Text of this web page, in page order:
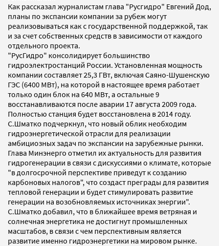
Как рассказал журналистам глава "Русгидро" Евгений Дод,
планы по экспансии компании за рубеж могут
реализовываться как с государственной поддержкой, так
и за счет собственных средств в зависимости от каждого
отдельного проекта.
"РусГидро" консолидирует большинство
гидроэлектростанций России. Установленная мощность
компании составляет 25,3 ГВт, включая Саяно-Шушенскую
ГЭС (6400 МВт), на которой в настоящее время работает
только один блок на 640 МВт, а остальные 9
восстанавливаются после аварии 17 августа 2009 года.
Полностью станция будет восстановлена в 2014 году.
С.Шматко подчеркнул, что новый облик необходим
гидроэнергетической отрасли для реализации
амбициозных задач по экспансии на зарубежные рынки.
Глава Минэнерго отметил их актуальность для развития
гидрогенерации в связи с дискуссиями о климате, которые
"в долгосрочной перспективе приведут к созданию
карбоновых налогов", что создаст преграды для развития
тепловой генерации и будет стимулировать развитие
генерации на возобновляемых источниках энергии".
С.Шматко добавил, что в ближайшее время ветряная и
солнечная энергетика не достигнут промышленных
масштабов, в связи с чем перспективным является
развитие именно гидроэнергетики на мировом рынке.